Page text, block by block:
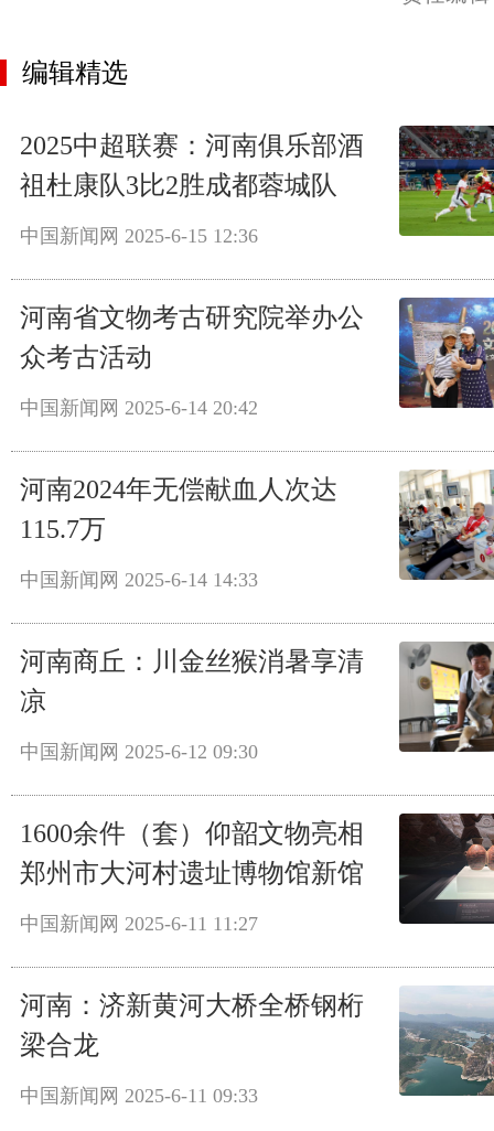
编辑精选
2025中超联赛：河南俱乐部酒
祖杜康队3比2胜成都蓉城队
中国新闻网 2025-6-15 12:36
河南省文物考古研究院举办公
众考古活动
中国新闻网 2025-6-14 20:42
河南2024年无偿献血人次达
115.7万
中国新闻网 2025-6-14 14:33
河南商丘：川金丝猴消暑享清
凉
中国新闻网 2025-6-12 09:30
1600余件（套）仰韶文物亮相
郑州市大河村遗址博物馆新馆
中国新闻网 2025-6-11 11:27
河南：济新黄河大桥全桥钢桁
梁合龙
中国新闻网 2025-6-11 09:33